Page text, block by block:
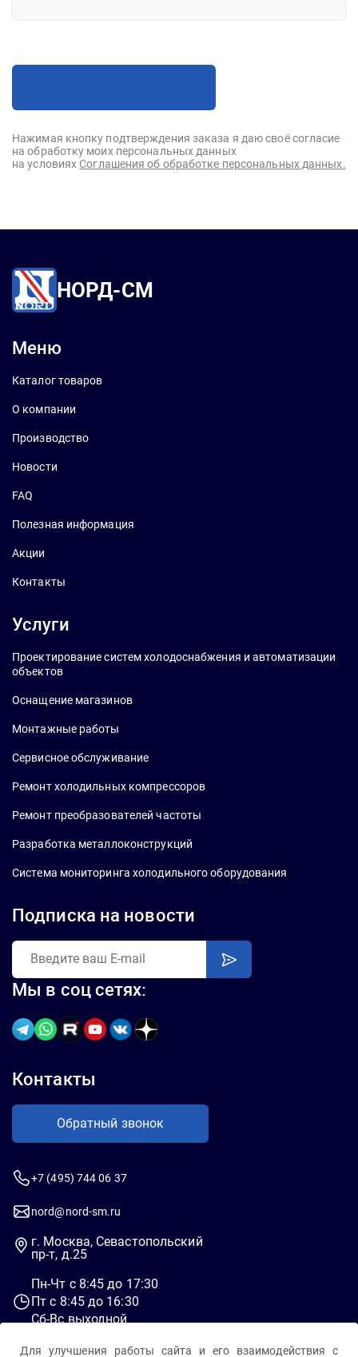
Нажимая кнопку подтверждения заказа я даю своё согласие
на обработку моих персональных данных
на условиях Соглашения об обработке персональных данных.
НОРД-СМ
Меню
Каталог товаров
О компании
Производство
Новости
FAQ
Полезная информация
Акции
Контакты
Услуги
Проектирование систем холодоснабжения и автоматизации
объектов
Оснащение магазинов
Монтажные работы
Сервисное обслуживание
Ремонт холодильных компрессоров
Ремонт преобразователей частоты
Разработка металлоконструкций
Система мониторинга холодильного оборудования
Подписка на новости
Мы в соц сетях:
Контакты
Обратный звонок
+7 (495) 744 06 37
nord@nord-sm.ru
г. Москва, Севастопольский
пр-т, д.25
Пн-Чт c 8:45 до 17:30
Пт c 8:45 до 16:30
Сб-Вс выходной
Для улучшения работы сайта и его взаимодействия с